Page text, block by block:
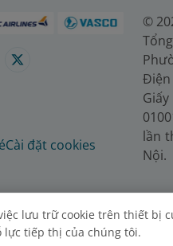
Cài đặt cookies
©
Điện
lần
Nội.
lưu trữ cookie trên thiết bị
lực tiếp thị của chúng tôi.